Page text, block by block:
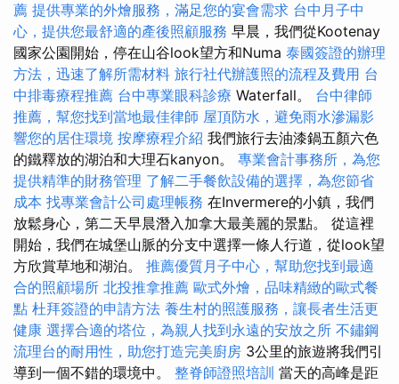
薦 提供專業的外燴服務，滿足您的宴會需求 台中月子中
心，提供您最舒適的產後照顧服務 早晨，我們從Kootenay
國家公園開始，停在山谷look望方和Numa 泰國簽證的辦理
方法，迅速了解所需材料 旅行社代辦護照的流程及費用 台
中排毒療程推薦 台中專業眼科診療 Waterfall。 台中律師
推薦，幫您找到當地最佳律師 屋頂防水，避免雨水滲漏影
響您的居住環境 按摩療程介紹 我們旅行去油漆鍋五顏六色
的鐵釋放的湖泊和大理石kanyon。 專業會計事務所，為您
提供精準的財務管理 了解二手餐飲設備的選擇，為您節省
成本 找專業會計公司處理帳務 在Invermere的小鎮，我們
放鬆身心，第二天早晨潛入加拿大最美麗的景點。 從這裡
開始，我們在城堡山脈的分支中選擇一條人行道，從look望
方欣賞草地和湖泊。 推薦優質月子中心，幫助您找到最適
合的照顧場所 北投推拿推薦 歐式外燴，品味精緻的歐式餐
點 杜拜簽證的申請方法 養生村的照護服務，讓長者生活更
健康 選擇合適的塔位，為親人找到永遠的安放之所 不鏽鋼
流理台的耐用性，助您打造完美廚房 3公里的旅遊將我們引
導到一個不錯的環境中。 整脊師證照培訓 當天的高峰是距